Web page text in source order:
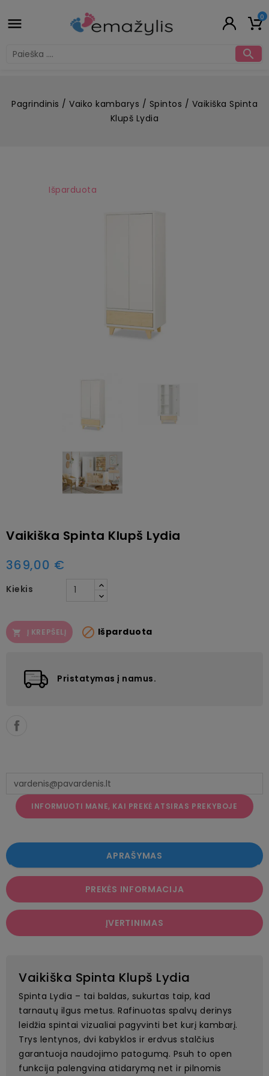
 0

Pagrindinis Vaiko kambarys Spintos
Vaikiška Spinta
Klupš Lydia
Išparduota
Vaikiška Spinta Klupš Lydia
369,00 €
Kiekis
 Į KREPŠELĮ  Išparduota
INFORMUOTI MANE, KAI PREKĖ ATSIRAS PREKYBOJE
Pristatymas į namus.
APRAŠYMAS
PREKĖS INFORMACIJA
ĮVERTINIMAS
Vaikiška Spinta Klupš Lydia
Spinta Lydia – tai baldas, sukurtas taip, kad
tarnautų ilgus metus. Rafinuotas spalvų derinys
leidžia spintai vizualiai pagyvinti bet kurį kambarį.
Trys lentynos, dvi kabyklos ir erdvus stalčius
garantuoja naudojimo patogumą. Psuh to open
funkcija palengvina atidarymą net ir pilnomis